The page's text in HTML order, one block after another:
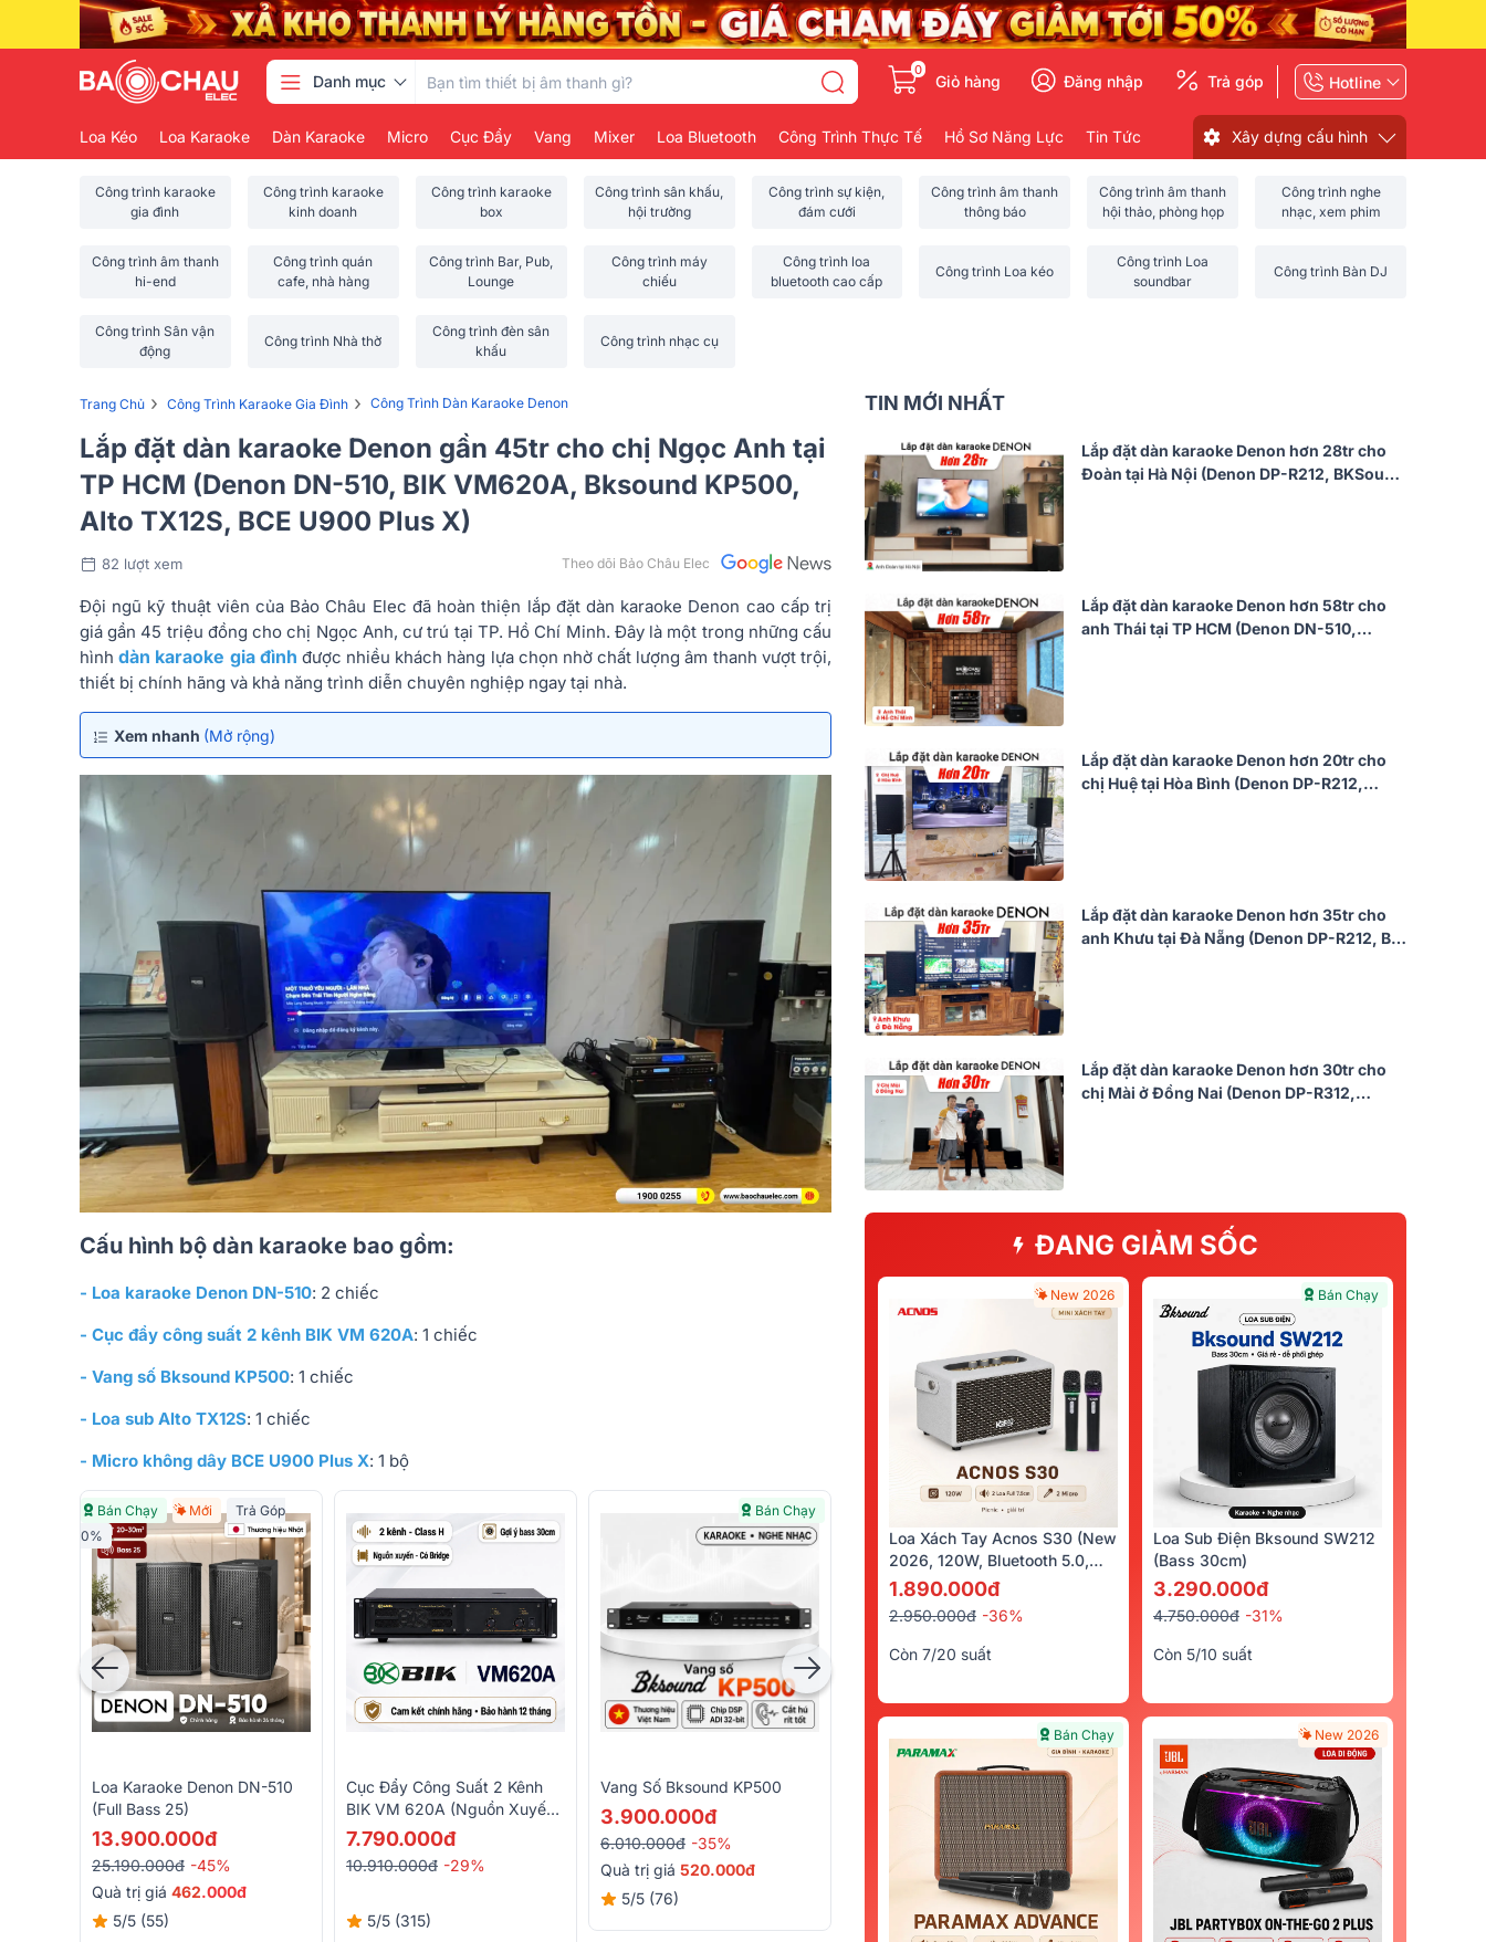
Danh mục
0
Giỏ hàng Đăng nhập Trả góp Hotline
Loa Kéo Loa Karaoke Dàn Karaoke Micro Cục Đẩy Vang Mixer Loa Bluetooth Công Trình Thực Tế Hồ Sơ Năng Lực Tin Tức Xây dựng cấu hình
Công trình karaoke
gia đình
Công trình karaoke
kinh doanh
Công trình karaoke
box
Công trình sân khấu,
hội trường
Công trình sự kiện,
đám cưới
Công trình âm thanh
thông báo
Công trình âm thanh
hội thảo, phòng họp
Công trình nghe
nhạc, xem phim
Công trình âm thanh
hi-end
Công trình quán
cafe, nhà hàng
Công trình Bar, Pub,
Lounge
Công trình máy
chiếu
Công trình loa
bluetooth cao cấp
Công trình Loa kéo
Công trình Loa
soundbar
Công trình Bàn DJ
Công trình Sân vận
động
Công trình Nhà thờ
Công trình đèn sân
khấu
Công trình nhạc cụ
Trang Chủ › Công Trình Karaoke Gia Đình › Công Trình Dàn Karaoke Denon
Lắp đặt dàn karaoke Denon gần 45tr cho chị Ngọc Anh tại
TP HCM (Denon DN-510, BIK VM620A, Bksound KP500,
Alto TX12S, BCE U900 Plus X)
82 lượt xem Theo dõi Bảo Châu Elec
Đội ngũ kỹ thuật viên của Bảo Châu Elec đã hoàn thiện lắp đặt dàn karaoke Denon cao cấp trị
giá gần 45 triệu đồng cho chị Ngọc Anh, cư trú tại TP. Hồ Chí Minh. Đây là một trong những cấu
hìnhdàn karaoke gia đình được nhiều khách hàng lựa chọn nhờ chất lượng âm thanh vượt trội,
thiết bị chính hãng và khả năng trình diễn chuyên nghiệp ngay tại nhà.
Xem nhanh (Mở rộng)
Cấu hình bộ dàn karaoke bao gồm:
- Loa karaoke Denon DN-510: 2 chiếc
- Cục đẩy công suất 2 kênh BIK VM 620A: 1 chiếc
- Vang số Bksound KP500: 1 chiếc
- Loa sub Alto TX12S: 1 chiếc
- Micro không dây BCE U900 Plus X: 1 bộ
Bán Chạy Mới
Trả Góp
0%
Loa Karaoke Denon DN-510
(Full Bass 25)
13.900.000đ
25.190.000đ -45%
Quà trị giá 462.000đ
5/5 (55)
Cục Đẩy Công Suất 2 Kênh
BIK VM 620A (Nguồn Xuyến,
Class H, 600W)
7.790.000đ
10.910.000đ -29%
5/5 (315)
Bán Chạy
Vang Số Bksound KP500
3.900.000đ
6.010.000đ -35%
Quà trị giá 520.000đ
5/5 (76)
Trả Góp 0%
Loa Sub Alto TX12S (bass
30cm)
7.490.000đ
10.310.000đ -27%
170.000đ
Bán Chạy
Micro Không Dây BCE U900
Plus X (New)
3.290.000đ
4.610.000đ
-29%
(102)
TIN MỚI NHẤT
Lắp đặt dàn karaoke Denon hơn 28tr cho
Đoàn tại Hà Nội (Denon DP-R212, BKSound
Lắp đặt dàn karaoke Denon hơn 58tr cho
anh Thái tại TP HCM (Denon DN-510,
Lắp đặt dàn karaoke Denon hơn 20tr cho
chị Huệ tại Hòa Bình (Denon DP-R212,
Lắp đặt dàn karaoke Denon hơn 35tr cho
anh Khưu tại Đà Nẵng (Denon DP-R212, BIK
Lắp đặt dàn karaoke Denon hơn 30tr cho
chị Mài ở Đồng Nai (Denon DP-R312,
ĐANG GIẢM SỐC
New 2026
Loa Xách Tay Acnos S30 (New
2026, 120W, Bluetooth 5.0,
Kèm 2 Tay Micro)
1.890.000đ
2.950.000đ -36%
Còn 7/20 suất
Bán Chạy
Loa Sub Điện Bksound SW212
(bass 30cm)
3.290.000đ
4.750.000đ -31%
Còn 5/10 suất
Bán Chạy New 2026